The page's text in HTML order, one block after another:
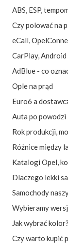
ABS, ESP,
Czy polować na
eCall,
CarPlay,
AdBlue - co
Ople na prąd
Euro6 a
Auta po powodzi
Rok produkcji,
Różnice między
Katalogi Opel,
Dlaczego lekki
Samochody
Wybieramy
Jak wybrać kolor?
Czy warto kupić